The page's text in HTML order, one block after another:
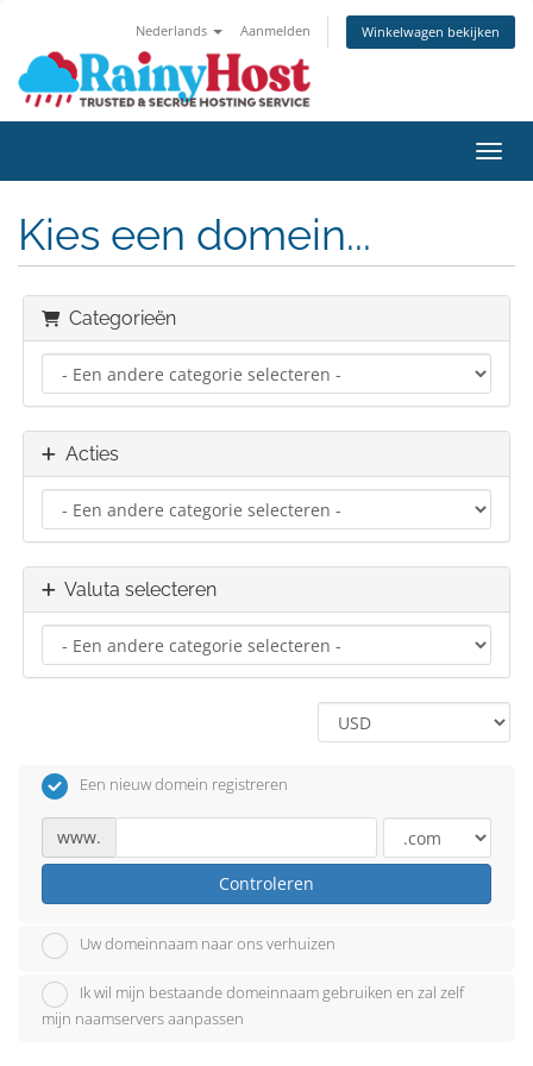
Nederlands Aanmelden Winkelwagen bekijken
Kies een domein...
Categorieën
Acties
Valuta selecteren
Een nieuw domein registreren
www.
Controleren
Uw domeinnaam naar ons verhuizen
Ik wil mijn bestaande domeinnaam gebruiken en zal zelf
mijn naamservers aanpassen